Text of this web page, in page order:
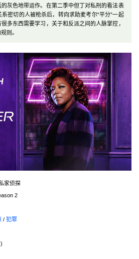
灰色地带运作。在第二季中但丁对私刑的看法表
密切的人被枪杀后，转向求助麦考尔“平分”一起
多东西需要学习，关于和反派之间的人脉掌控，
则。
家侦探
2
/ 犯罪